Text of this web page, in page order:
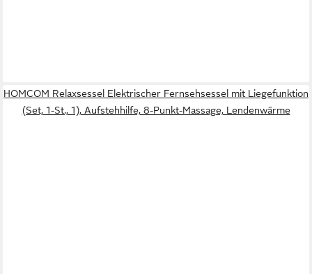
HOMCOM Relaxsessel Elektrischer Fernsehsessel mit Liegefunktion
(Set, 1-St., 1), Aufstehhilfe, 8-Punkt-Massage, Lendenwärme